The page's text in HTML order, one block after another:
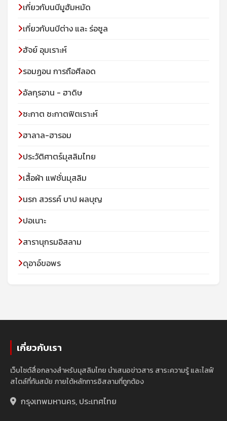
เกี่ยวกับนบีมูฮัมหมัด
เกี่ยวกับนบีต่าง และ ร่อซูล
ฮัจย์ อุมเราะห์
รอมฏอน การถือศีลอด
อัลกุรอาน - ฮาดิษ
ซะกาต ซะกาตฟิตเราะห์
ฮาลาล-ฮารอม
ประวัติศาตร์มุสลิมไทย
เสื้อผ้า แฟชั่นมุสลิม
นรก สวรรค์ บาป ผลบุญ
ปอเนาะ
สารานุกรมอิสลาม
ดุอาอ์ขอพร
เกี่ยวกับเรา
เว็บไซต์สื่อกลางสำหรับมุสลิมไทย นำเสนอข่าวสาร สาระความรู้ และไลฟ์
สไตล์ที่ทันสมัย ภายใต้หลักการอิสลามที่ถูกต้อง
กรุงเทพมหานคร, ประเทศไทย